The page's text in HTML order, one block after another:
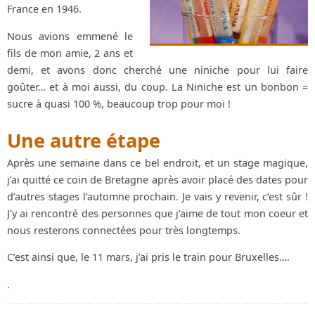
France en 1946.
Nous avions emmené le
fils de mon amie, 2 ans et
demi, et avons donc cherché une niniche pour lui faire
goûter… et à moi aussi, du coup. La Niniche est un bonbon =
sucre à quasi 100 %, beaucoup trop pour moi !
Une autre étape
Après une semaine dans ce bel endroit, et un stage magique,
j’ai quitté ce coin de Bretagne après avoir placé des dates pour
d’autres stages l’automne prochain. Je vais y revenir, c’est sûr !
J’y ai rencontré des personnes que j’aime de tout mon coeur et
nous resterons connectées pour très longtemps.
C’est ainsi que, le 11 mars, j’ai pris le train pour Bruxelles….
.